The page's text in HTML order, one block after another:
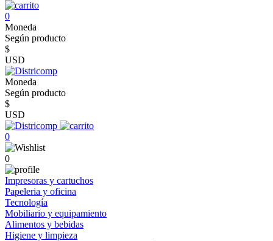
0
Moneda
Según producto
$
USD
Moneda
Según producto
$
USD
0
0
Impresoras y cartuchos
Papeleria y oficina
Tecnología
Mobiliario y equipamiento
Alimentos y bebidas
Higiene y limpieza